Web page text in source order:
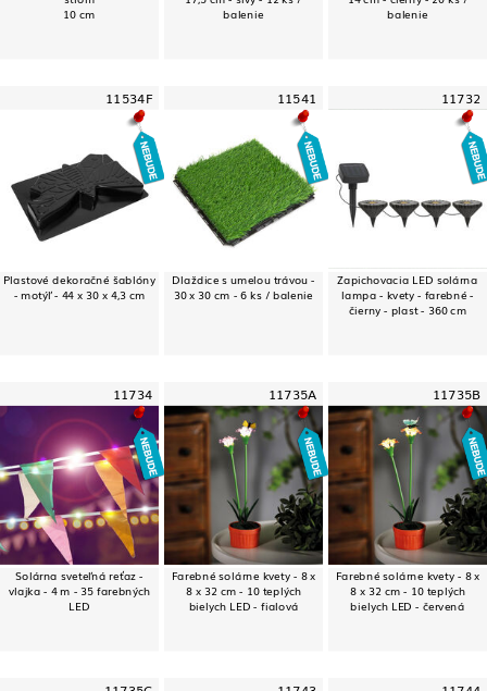
10 cm balenie balenie
11534F
Plastové dekoračné šablóny
- motýľ - 44 x 30 x 4,3 cm
11541
Dlaždice s umelou trávou -
30 x 30 cm - 6 ks / balenie
11732
Zapichovacia LED solárna
lampa - kvety - farebné -
čierny - plast - 360 cm
11734
Solárna sveteľná reťaz -
vlajka - 4 m - 35 farebných
LED
11735A
Farebné solárne kvety - 8 x
8 x 32 cm - 10 teplých
bielych LED - fialová
11735B
Farebné solárne kvety - 8 x
8 x 32 cm - 10 teplých
bielych LED - červená